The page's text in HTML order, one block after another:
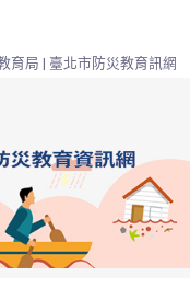
育局 | 臺北市防災教育訊網